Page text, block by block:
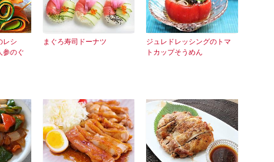
レシ
参のぐ
まぐろ寿司ドーナツ
ジュレドレッシングのトマ
トカップそうめん